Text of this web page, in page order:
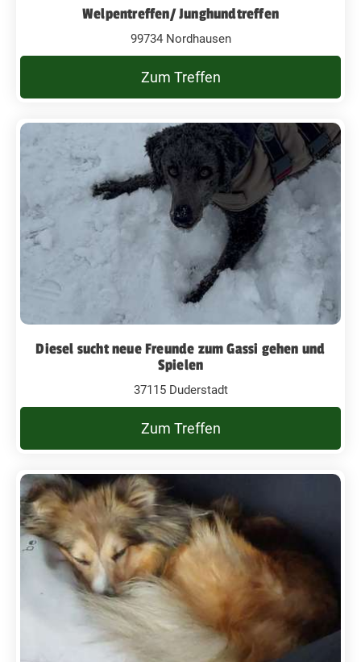
Welpentreffen/ Junghundtreffen
99734 Nordhausen
Zum Treffen
Diesel sucht neue Freunde zum Gassi gehen und
Spielen
37115 Duderstadt
Zum Treffen